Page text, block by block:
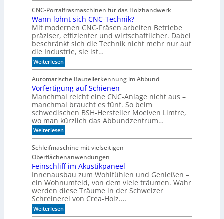
-
e
n
s
o
r
e
n
z
u
m
B
ü
c
h
e
r
r
e
a
l
m
T
a
k
t
d
e
r
S
e
r
i
e
CNC-Portalfräsmaschinen für das Holzhandwerk
Wann lohnt sich CNC-Technik?
Mit modernen CNC-Fräsen arbeiten Betriebe
präziser, effizienter und wirtschaftlicher. Dabei
beschränkt sich die Technik nicht mehr nur auf
die Industrie, sie ist…
Weiterlesen:
W
n
n
l
o
h
n
t
s
i
h
C
N
C
-
T
e
c
h
n
Automatische Bauteilerkennung im Abbund
Vorfertigung auf Schienen
Manchmal reicht eine CNC-Anlage nicht aus –
manchmal braucht es fünf. So beim
schwedischen BSH-Hersteller Moelven Limtre,
wo man kürzlich das Abbundzentrum…
Weiterlesen:
V
o
r
f
e
r
t
i
g
u
g
Schleifmaschine mit vielseitigen
Oberflächenanwendungen
Feinschliff im Akustikpaneel
Innenausbau zum Wohlfühlen und Genießen –
ein Wohnumfeld, von dem viele träumen. Wahr
werden diese Träume in der Schweizer
Schreinerei von Crea-Holz.…
Weiterlesen:
F